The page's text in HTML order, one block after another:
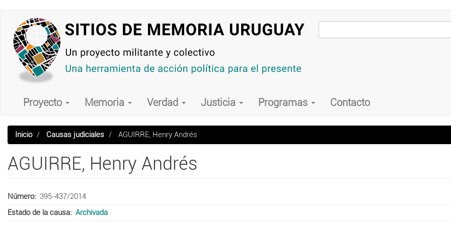
contenido
principal
Main
navigation
Proyecto Memoria Verdad Justicia Programas Contacto
Inicio Causas judiciales AGUIRRE, Henry Andrés
AGUIRRE, Henry Andrés
Número
395-437/2014
Estado de la causa
Archivada